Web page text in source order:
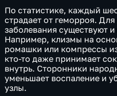
По статистике, каждый
страдает от геморроя. Для
заболевания существуют
Например, клизмы на
ромашки или компрессы
кто-то даже принимает
внутрь. Сторонники
уменьшает воспаление и
узлы.